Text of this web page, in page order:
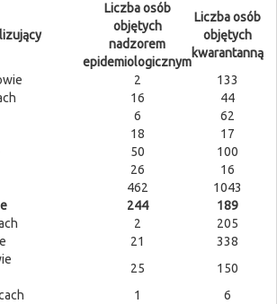
Liczba osób
objętych
nadzorem
epidemiologicznym
Liczba osób
objętych
kwarantanną
2
133
16
44
6
62
18
17
50
100
26
16
462
1043
244
189
2
205
21
338
25
150
1
6